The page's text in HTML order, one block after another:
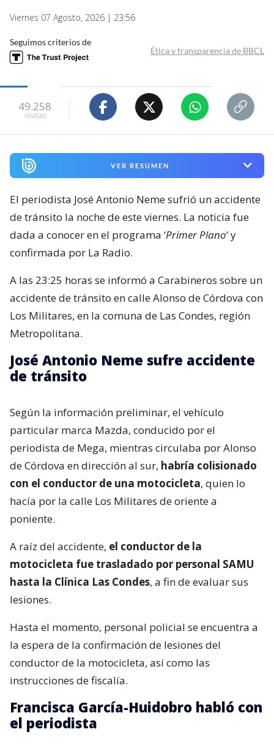
Viernes 07 Agosto, 2026 | 23:56
Seguimos criterios de
Ética y transparencia de BBCL
49.258
visitas
VER RESUMEN
El periodista José Antonio Neme sufrió un accidente
de tránsito la noche de este viernes. La noticia fue
dada a conocer en el programa ‘Primer Plano‘ y
confirmada por La Radio.
A las 23:25 horas se informó a Carabineros sobre un
accidente de tránsito en calle Alonso de Córdova con
Los Militares, en la comuna de Las Condes, región
Metropolitana.
José Antonio Neme sufre accidente
de tránsito
Según la información preliminar, el vehículo
particular marca Mazda, conducido por el
periodista de Mega, mientras circulaba por Alonso
de Córdova en dirección al sur, habría colisionado
con el conductor de una motocicleta, quien lo
hacía por la calle Los Militares de oriente a
poniente.
A raíz del accidente, el conductor de la
motocicleta fue trasladado por personal SAMU
hasta la Clínica Las Condes, a fin de evaluar sus
lesiones.
Hasta el momento, personal policial se encuentra a
la espera de la confirmación de lesiones del
conductor de la motocicleta, así como las
instrucciones de fiscalía.
Francisca García-Huidobro habló con
el periodista